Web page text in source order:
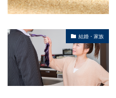
結婚・家族